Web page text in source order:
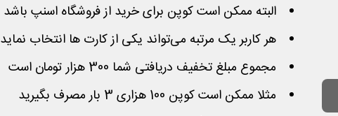
البته ممکن است کوپن برای خرید از فروشگاه اسنپ باشد
هر کاربر یک مرتبه می‌تواند یکی از کارت ها انتخاب نماید
مجموع مبلغ تخفیف دریافتی شما 300 هزار تومان است
مثلا ممکن است کوپن 100 هزاری 3 بار مصرف بگیرید